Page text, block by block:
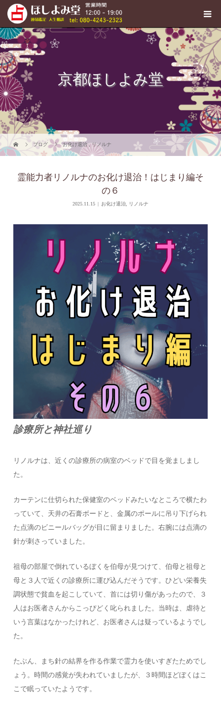
京都ほしよみ堂
ブログ お化け退治 ,リノルナ
霊能力者リノルナのお化け退治！はじまり編そ
の６
2025.11.15 お化け退治, リノルナ
診療所と神社巡り
リノルナは、近くの診療所の病室のベッドで目を覚ましまし
た。
カーテンに仕切られた保健室のベッドみたいなところで横たわ
っていて、天井の石膏ボードと、金属のポールに吊り下げられ
た点滴のビニールバッグが目に留まりました。右腕には点滴の
針が刺さっていました。
祖母の部屋で倒れているぼくを伯母が見つけて、伯母と祖母と
母と３人で近くの診療所に運び込んだそうです。ひどい栄養失
調状態で貧血を起こしていて、首には切り傷があったので、３
人はお医者さんからこっぴどく叱られました。当時は、虐待と
いう言葉はなかったけれど、お医者さんは疑っているようでし
た。
たぶん、まち針の結界を作る作業で霊力を使いすぎたためでし
ょう。時間の感覚が失われていましたが、３時間ほどぼくはこ
こで眠っていたようです。